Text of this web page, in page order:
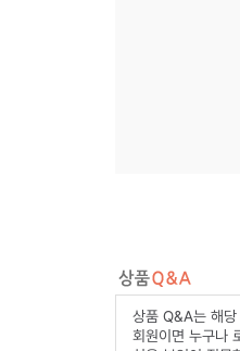
상품 Q&A는 해당
회원이면 누구나